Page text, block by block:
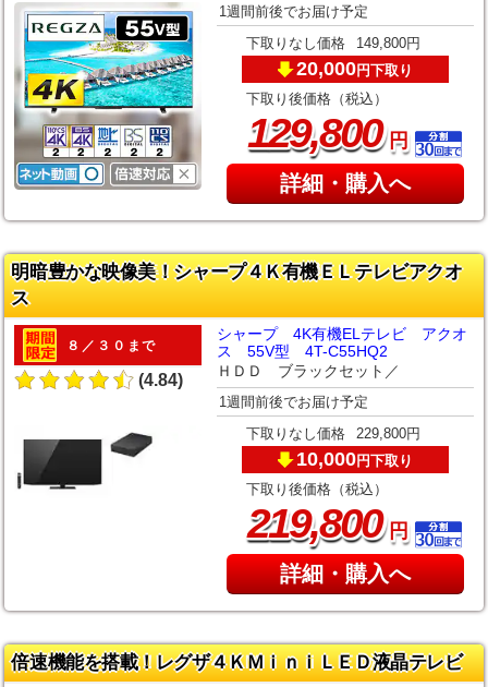
1週間前後でお届け予定
下取りなし価格 149,800円
20,000円下取り
下取り後価格（税込）
129,800円
詳細・購入へ
明暗豊かな映像美！シャープ４Ｋ有機ＥＬテレビアクオ
ス
８／３０まで
(4.84)
シャープ 4K有機ELテレビ アクオ
ス 55V型 4T-C55HQ2
ＨＤＤ ブラックセット／
1週間前後でお届け予定
下取りなし価格 229,800円
10,000円下取り
下取り後価格（税込）
219,800円
詳細・購入へ
倍速機能を搭載！レグザ４ＫＭｉｎｉＬＥＤ液晶テレビ